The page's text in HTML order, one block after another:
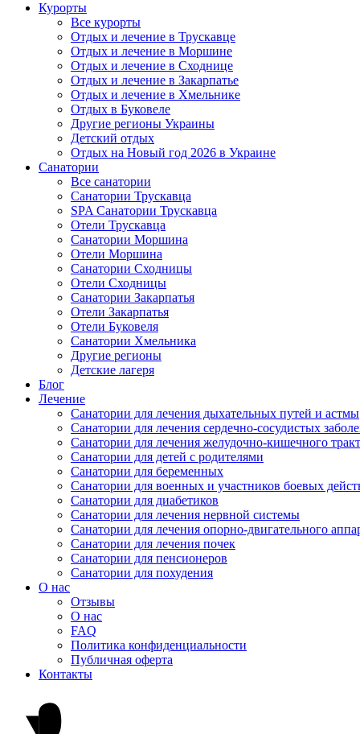
Курорты
Все курорты
Отдых и лечение в Трускавце
Отдых и лечение в Моршине
Отдых и лечение в Сходнице
Отдых и лечение в Закарпатье
Отдых и лечение в Хмельнике
Отдых в Буковеле
Другие регионы Украины
Детский отдых
Отдых на Новый год 2026 в Украине
Санатории
Все санатории
Санатории Трускавца
SPA Санатории Трускавца
Отели Трускавца
Санатории Моршина
Отели Моршина
Санатории Сходницы
Отели Сходницы
Санатории Закарпатья
Отели Закарпатья
Отели Буковеля
Санатории Хмельника
Другие регионы
Детские лагеря
Блог
Лечение
Санатории для лечения дыхательных путей и астмы
Санатории для лечения сердечно-сосудистых
Санатории для лечения желудочно-кишечного
Санатории для детей с родителями
Санатории для беременных
Санатории для военных и участников боевых
Санатории для диабетиков
Санатории для лечения нервной системы
Санатории для лечения опорно-двигательного
Санатории для лечения почек
Санатории для пенсионеров
Санатории для похудения
О нас
Отзывы
О нас
FAQ
Политика конфиденциальности
Публичная оферта
Контакты